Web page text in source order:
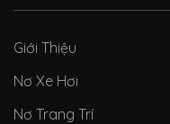
Giới Thiệu
Nơ Xe Hơi
Nơ Trang Trí